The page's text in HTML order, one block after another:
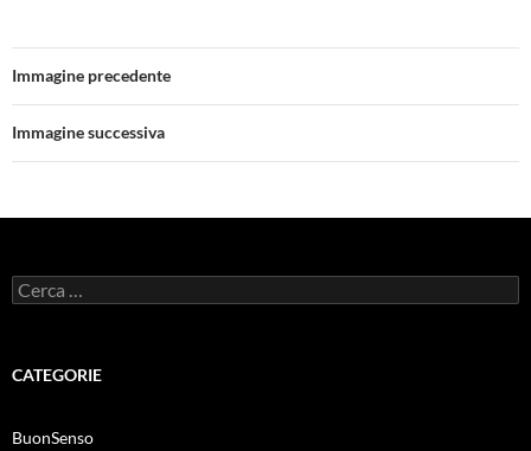
Immagine precedente
Immagine successiva
Ricerca
per:
CATEGORIE
BuonSenso